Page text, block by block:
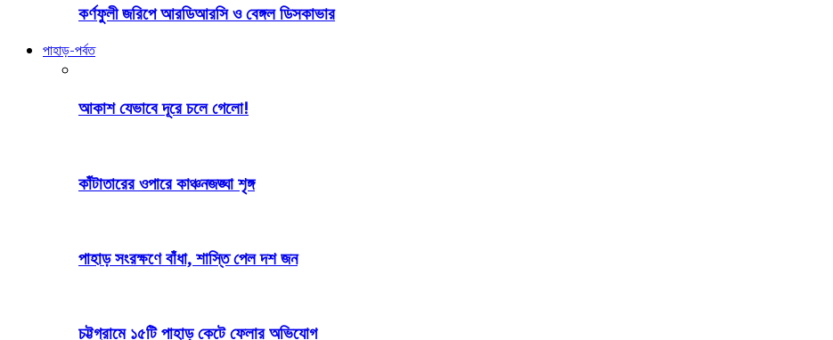
কর্ণফুলী জরিপে আরডিআরসি ও বেঙ্গল ডিসকাভার
পাহাড়-পর্বত
আকাশ যেভাবে দূরে চলে গেলো!
কাঁটাতারের ওপারে কাঞ্চনজঙ্ঘা শৃঙ্গ
পাহাড় সংরক্ষণে বাঁধা, শাস্তি পেল দশ জন
চট্টগ্রামে ১৫টি পাহাড় কেটে ফেলার অভিযোগ